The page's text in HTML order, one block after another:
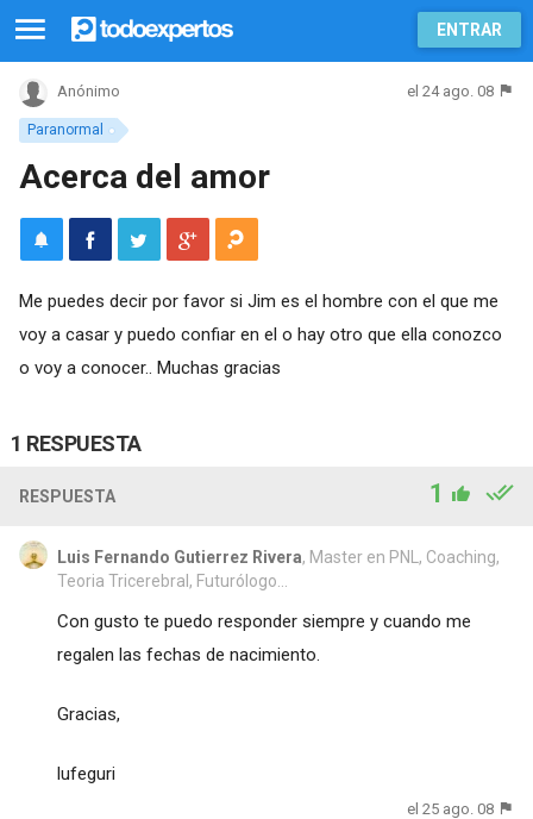
ENTRAR
Paranormal
Anónimo el 24 ago. 08
Acerca del amor
Me puedes decir por favor si Jim es el hombre con el que me
voy a casar y puedo confiar en el o hay otro que ella conozco
o voy a conocer.. Muchas gracias
1 RESPUESTA
RESPUESTA 1
Luis Fernando Gutierrez Rivera, Master en PNL, Coaching,
Teoria Tricerebral, Futurólogo...
Con gusto te puedo responder siempre y cuando me
regalen las fechas de nacimiento.
Gracias,
lufeguri
el 25 ago. 08